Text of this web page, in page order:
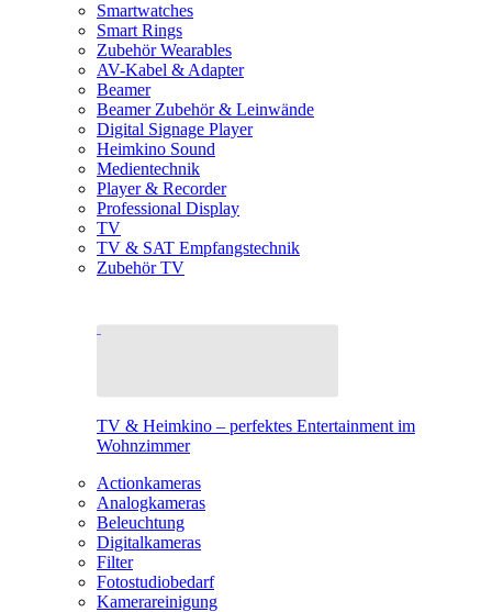
Smartwatches
Smart Rings
Zubehör Wearables
AV-Kabel & Adapter
Beamer
Beamer Zubehör & Leinwände
Digital Signage Player
Heimkino Sound
Medientechnik
Player & Recorder
Professional Display
TV
TV & SAT Empfangstechnik
Zubehör TV
TV & Heimkino – perfektes Entertainment im
Wohnzimmer
Actionkameras
Analogkameras
Beleuchtung
Digitalkameras
Filter
Fotostudiobedarf
Kamerareinigung